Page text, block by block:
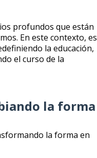
profundos que están
En este contexto, es
la educación,
el curso de la
la forma
la forma en